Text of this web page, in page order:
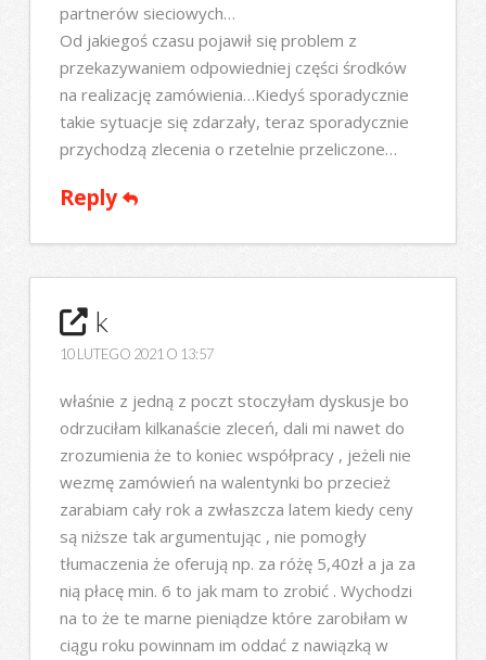
partnerów sieciowych…
Od jakiegoś czasu pojawił się problem z
przekazywaniem odpowiedniej części środków
na realizację zamówienia…Kiedyś sporadycznie
takie sytuacje się zdarzały, teraz sporadycznie
przychodzą zlecenia o rzetelnie przeliczone…
Reply
k
10 LUTEGO 2021 O 13:57
właśnie z jedną z poczt stoczyłam dyskusje bo
odrzuciłam kilkanaście zleceń, dali mi nawet do
zrozumienia że to koniec współpracy , jeżeli nie
wezmę zamówień na walentynki bo przecież
zarabiam cały rok a zwłaszcza latem kiedy ceny
są niższe tak argumentując , nie pomogły
tłumaczenia że oferują np. za różę 5,40zł a ja za
nią płacę min. 6 to jak mam to zrobić . Wychodzi
na to że te marne pieniądze które zarobiłam w
ciągu roku powinnam im oddać z nawiązką w